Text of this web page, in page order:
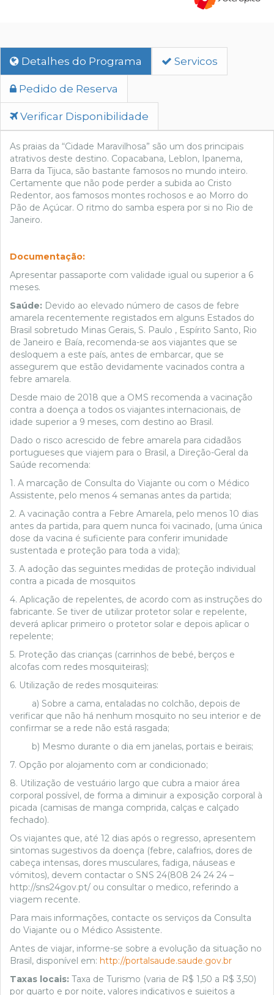
Detalhes do Programa Servicos
Pedido de Reserva
Verificar Disponibilidade
As praias da “Cidade Maravilhosa” são um dos principais
atrativos deste destino. Copacabana, Leblon, Ipanema,
Barra da Tijuca, são bastante famosos no mundo inteiro.
Certamente que não pode perder a subida ao Cristo
Redentor, aos famosos montes rochosos e ao Morro do
Pão de Açúcar. O ritmo do samba espera por si no Rio de
Janeiro.
Documentação:
Apresentar passaporte com validade igual ou superior a 6
meses.
Saúde: Devido ao elevado número de casos de febre
amarela recentemente registados em alguns Estados do
Brasil sobretudo Minas Gerais, S. Paulo , Espírito Santo, Rio
de Janeiro e Baía, recomenda-se aos viajantes que se
desloquem a este país, antes de embarcar, que se
assegurem que estão devidamente vacinados contra a
febre amarela.
Desde maio de 2018 que a OMS recomenda a vacinação
contra a doença a todos os viajantes internacionais, de
idade superior a 9 meses, com destino ao Brasil.
Dado o risco acrescido de febre amarela para cidadãos
portugueses que viajem para o Brasil, a Direção-Geral da
Saúde recomenda:
1. A marcação de Consulta do Viajante ou com o Médico
Assistente, pelo menos 4 semanas antes da partida;
2. A vacinação contra a Febre Amarela, pelo menos 10 dias
antes da partida, para quem nunca foi vacinado, (uma única
dose da vacina é suficiente para conferir imunidade
sustentada e proteção para toda a vida);
3. A adoção das seguintes medidas de proteção individual
contra a picada de mosquitos
4. Aplicação de repelentes, de acordo com as instruções do
fabricante. Se tiver de utilizar protetor solar e repelente,
deverá aplicar primeiro o protetor solar e depois aplicar o
repelente;
5. Proteção das crianças (carrinhos de bebé, berços e
alcofas com redes mosquiteiras);
6. Utilização de redes mosquiteiras:
a) Sobre a cama, entaladas no colchão, depois de
verificar que não há nenhum mosquito no seu interior e de
confirmar se a rede não está rasgada;
b) Mesmo durante o dia em janelas, portais e beirais;
7. Opção por alojamento com ar condicionado;
8. Utilização de vestuário largo que cubra a maior área
corporal possível, de forma a diminuir a exposição corporal à
picada (camisas de manga comprida, calças e calçado
fechado).
Os viajantes que, até 12 dias após o regresso, apresentem
sintomas sugestivos da doença (febre, calafrios, dores de
cabeça intensas, dores musculares, fadiga, náuseas e
vómitos), devem contactar o SNS 24(808 24 24 24 –
http://sns24gov.pt/ ou consultar o medico, referindo a
viagem recente.
Para mais informações, contacte os serviços da Consulta
do Viajante ou o Médico Assistente.
Antes de viajar, informe-se sobre a evolução da situação no
Brasil, disponível em: http://portalsaude.saude.gov.br
Taxas locais: Taxa de Turismo (varia de R$ 1,50 a R$ 3,50)
por quarto e por noite, valores indicativos e sujeitos a